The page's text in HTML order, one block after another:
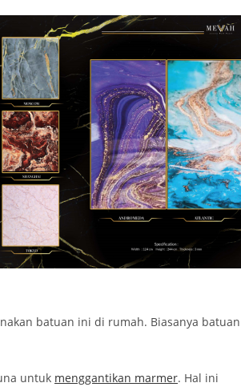
batuan ini di rumah. Biasanya batuan
untuk menggantikan marmer. Hal ini